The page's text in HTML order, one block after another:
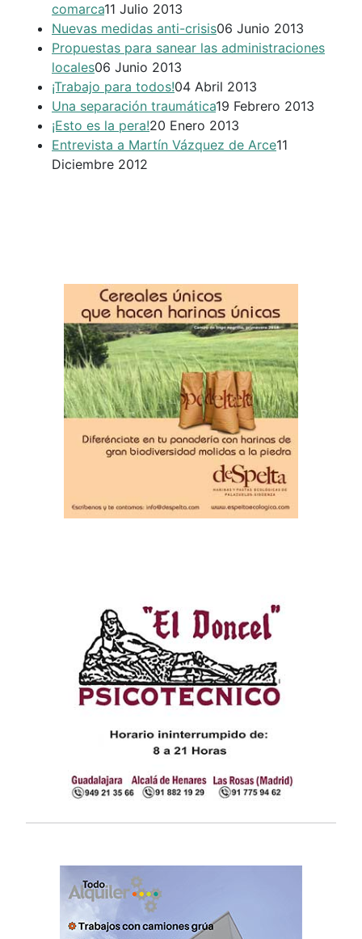
comarca11 Julio 2013
Nuevas medidas anti-crisis06 Junio 2013
Propuestas para sanear las administraciones
locales06 Junio 2013
¡Trabajo para todos!04 Abril 2013
Una separación traumática19 Febrero 2013
¡Esto es la pera!20 Enero 2013
Entrevista a Martín Vázquez de Arce11
Diciembre 2012